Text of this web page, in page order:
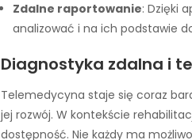
Zdalne raportowanie: Dzięki
analizować i na ich podstawie
Diagnostyka zdalna i
Telemedycyna staje się coraz
jej rozwój. W kontekście
dostępność. Nie każdy ma